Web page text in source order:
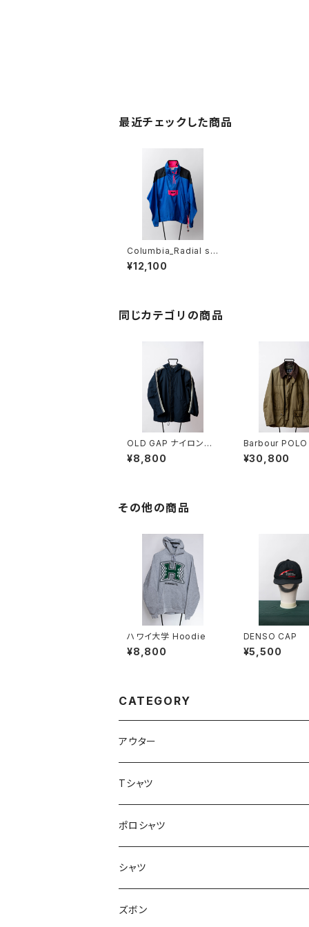
最近チェックした商品
Columbia_Radial sl
eeve アノラックジャケ
ット
¥12,100
同じカテゴリの商品
OLD GAP ナイロンジ
ャケット
¥8,800
Barbour
B
¥30,800
その他の商品
ハワイ大学 Hoodie
¥8,800
DENSO CAP
¥5,500
CATEGORY
アウター
Tシャツ
ロンT
ポロシャツ
シャツ
ズボン